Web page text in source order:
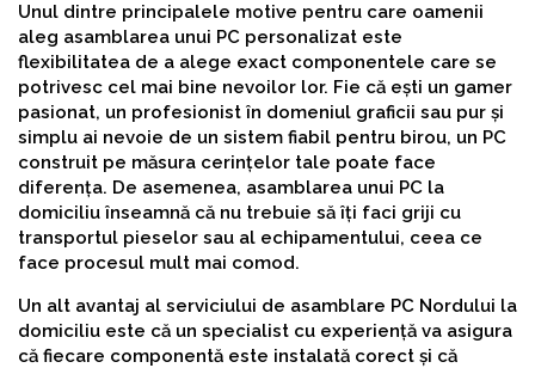
Unul dintre principalele motive pentru care oamenii
aleg asamblarea unui PC personalizat este
flexibilitatea de a alege exact componentele care se
potrivesc cel mai bine nevoilor lor. Fie că ești un gamer
pasionat, un profesionist în domeniul graficii sau pur și
simplu ai nevoie de un sistem fiabil pentru birou, un PC
construit pe măsura cerințelor tale poate face
diferența. De asemenea, asamblarea unui PC la
domiciliu înseamnă că nu trebuie să îți faci griji cu
transportul pieselor sau al echipamentului, ceea ce
face procesul mult mai comod.
Un alt avantaj al serviciului de asamblare PC Nordului la
domiciliu este că un specialist cu experiență va asigura
că fiecare componentă este instalată corect și că